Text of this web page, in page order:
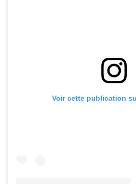
Voir cette publication